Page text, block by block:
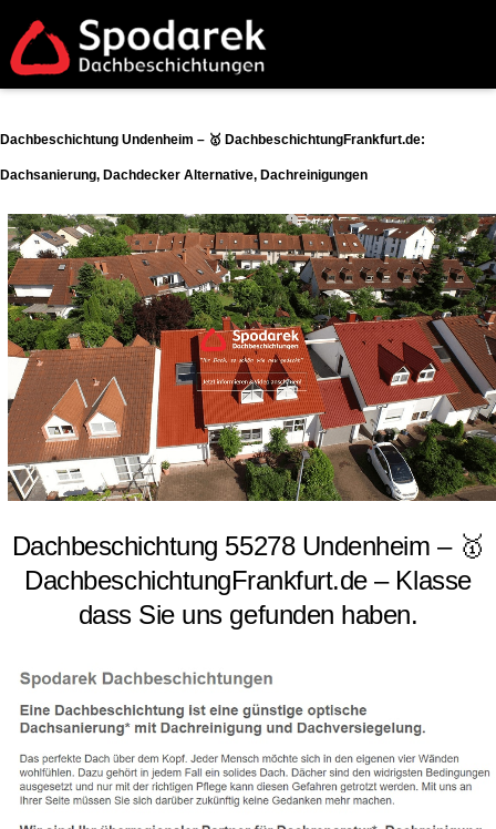
Dachbeschichtung Undenheim – 🥇 DachbeschichtungFrankfurt.de:
Dachsanierung, Dachdecker Alternative, Dachreinigungen
Dachbeschichtung 55278 Undenheim – 🥇
DachbeschichtungFrankfurt.de – Klasse
dass Sie uns gefunden haben.